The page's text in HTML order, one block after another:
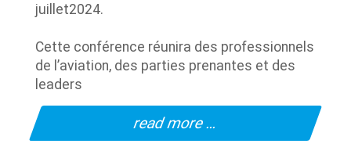
juillet2024.
Cette conférence réunira des professionnels
de l’aviation, des parties prenantes et des
leaders
read more …